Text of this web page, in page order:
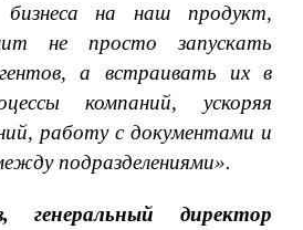
бизнеса на наш продукт,
не просто запускать
а встраивать их в
компаний, ускоряя
работу с документами и
подразделениями».
генеральный директор